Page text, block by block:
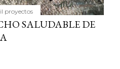
proyectos
SALUDABLE DE